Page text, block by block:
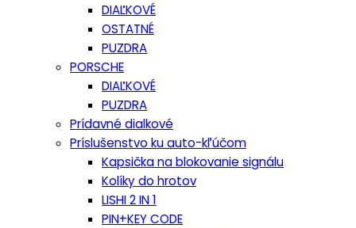
DIAĽKOVÉ
OSTATNÉ
PUZDRA
PORSCHE
DIAĽKOVÉ
PUZDRA
Prídavné dialkové
Príslušenstvo ku auto-kľúčom
Kapsička na blokovanie signálu
Kolíky do hrotov
LISHI 2 IN 1
PIN+KEY CODE